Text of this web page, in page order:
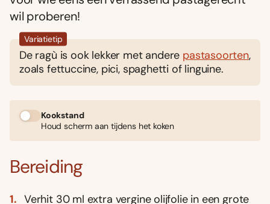
wil proberen!
Variatietip
De ragù is ook lekker met andere pastasoorten,
zoals fettuccine, pici, spaghetti of linguine.
Kookstand
Houd scherm aan tijdens het koken
Bereiding
Verhit 30 ml extra vergine olijfolie in een grote